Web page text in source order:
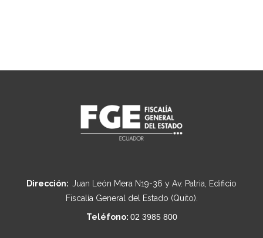
Dirección: Juan León Mera N19-36 y Av. Patria, Edificio
Fiscalía General del Estado (Quito).
Teléfono: 02 3985 800